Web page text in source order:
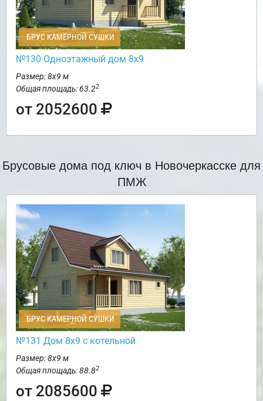
БРУС КАМЕРНОЙ СУШКИ
№130 Одноэтажный дом 8х9
Размер: 8х9 м
Общая площадь: 63.22
от 2052600
Брусовые дома под ключ в Новочеркасске для
ПМЖ
БРУС КАМЕРНОЙ СУШКИ
№131 Дом 8х9 с котельной
Размер: 8х9 м
Общая площадь: 88.82
от 2085600